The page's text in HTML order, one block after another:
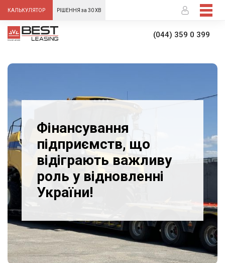
КАЛЬКУЛЯТОР РІШЕННЯ за 30 ХВ
(044) 359 0 399
Фінансування
підприємств, що
відіграють важливу
роль у відновленні
України!